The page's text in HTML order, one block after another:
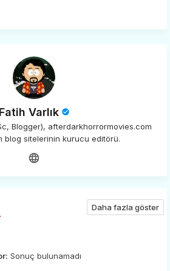
Fatih Varlık
Blogger), afterdarkhorrormovies.com
blog sitelerinin kurucu editörü.
Daha fazla göster
Sonuç bulunamadı